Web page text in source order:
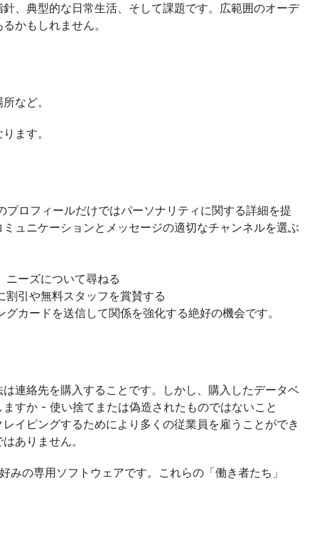
、典型的な日常生活、そして課題です。広範囲のオーデ
かもしれません。
など。
ます。
ロフィールだけではパーソナリティに関する詳細を提
ュニケーションとメッセージの適切なチャンネルを選ぶ
ニーズについて尋ねる
引や無料スタッフを賞賛する
カードを送信して関係を強化する絶好の機会です。
連絡先を購入することです。しかし、購入したデータベ
すか - 使い捨てまたは偽造されたものではないこと
イピングするためにより多くの従業員を雇うことができ
ありません。
の専用ソフトウェアです。これらの「働き者たち」